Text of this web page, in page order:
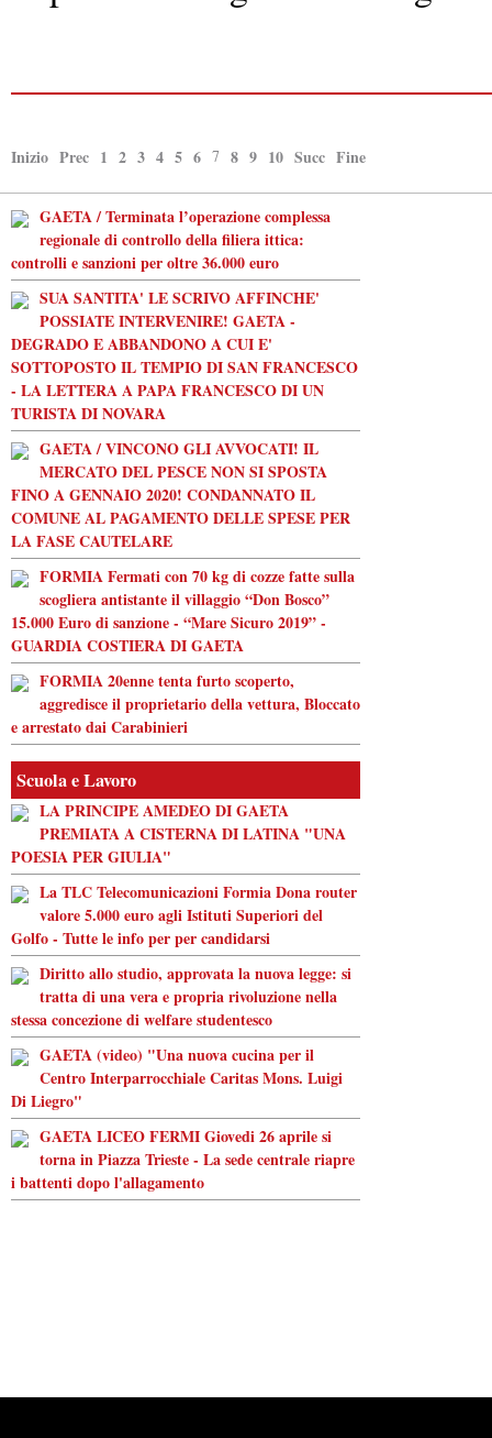
Inizio Prec 1 2 3 4 5 6 7 8 9 10 Succ Fine
GAETA / Terminata l’operazione complessa
regionale di controllo della filiera ittica:
controlli e sanzioni per oltre 36.000 euro
SUA SANTITA' LE SCRIVO AFFINCHE'
POSSIATE INTERVENIRE! GAETA -
DEGRADO E ABBANDONO A CUI E'
SOTTOPOSTO IL TEMPIO DI SAN FRANCESCO
- LA LETTERA A PAPA FRANCESCO DI UN
TURISTA DI NOVARA
GAETA / VINCONO GLI AVVOCATI! IL
MERCATO DEL PESCE NON SI SPOSTA
FINO A GENNAIO 2020! CONDANNATO IL
COMUNE AL PAGAMENTO DELLE SPESE PER
LA FASE CAUTELARE
FORMIA Fermati con 70 kg di cozze fatte sulla
scogliera antistante il villaggio “Don Bosco”
15.000 Euro di sanzione - “Mare Sicuro 2019” -
GUARDIA COSTIERA DI GAETA
FORMIA 20enne tenta furto scoperto,
aggredisce il proprietario della vettura, Bloccato
e arrestato dai Carabinieri
Scuola e Lavoro
LA PRINCIPE AMEDEO DI GAETA
PREMIATA A CISTERNA DI LATINA "UNA
POESIA PER GIULIA"
La TLC Telecomunicazioni Formia Dona router
valore 5.000 euro agli Istituti Superiori del
Golfo - Tutte le info per per candidarsi
Diritto allo studio, approvata la nuova legge: si
tratta di una vera e propria rivoluzione nella
stessa concezione di welfare studentesco
GAETA (video) "Una nuova cucina per il
Centro Interparrocchiale Caritas Mons. Luigi
Di Liegro"
GAETA LICEO FERMI Giovedi 26 aprile si
torna in Piazza Trieste - La sede centrale riapre
i battenti dopo l'allagamento